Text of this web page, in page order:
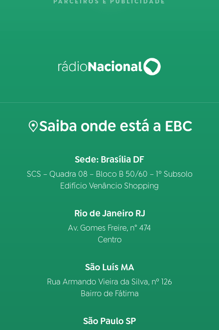
Saiba onde está a EBC
Sede: Brasília DF
SCS – Quadra 08 – Bloco B 50/60 – 1º Subsolo
Edifício Venâncio Shopping
Rio de Janeiro RJ
Av. Gomes Freire, n° 474
Centro
São Luís MA
Rua Armando Vieira da Silva, nº 126
Bairro de Fátima
São Paulo SP